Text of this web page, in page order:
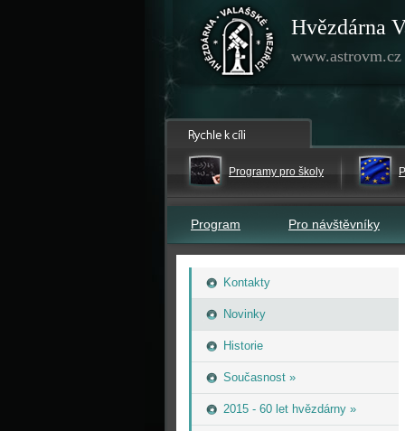
Hvězdárna
www.astrovm.cz
Programy pro školy
Program Pro návštěvníky
Kontakty
Novinky
Historie
Současnost »
2015 - 60 let hvězdárny »